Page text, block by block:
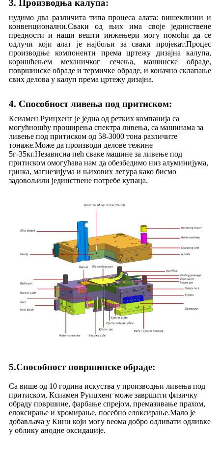
3. Производња калупа:
нудимо два различита типа процеса алата: вишеклизни и
конвенционални.Сваки од њих има своје јединствене
предности и наши вешти инжењери могу помоћи да се
одлучи који алат је најбољи за сваки пројекат.Процес
производње компоненти према цртежу дизајна калупа,
коришћењем механичког сечења, машинске обраде,
површинске обраде и термичке обраде, и коначно склапање
свих делова у калуп према цртежу дизајна.
4. Способност ливења под притиском:
Ксиамен Руицхенг је једна од ретких компанија са
могућношћу проширења спектра ливења, са машинама за
ливење под притиском од 58-3000 тона различите
тонаже.Може да производи делове тежине
5г-35кг.Независна пећ сваке машине за ливење под
притиском омогућава нам да обезбедимо низ алуминијума,
цинка, магнезијума и њихових легура како бисмо
задовољили јединствене потребе купаца.
5.Способност површинске обраде:
Са више од 10 година искуства у производњи ливења под
притиском, Ксиамен Руицхенг може завршити физичку
обраду површине, фарбање спрејом, премазивање прахом,
елоксирање и хромирање, посебно елоксирање.Мало је
добављача у Кини који могу веома добро одливати одливке
у облику анодне оксидације.